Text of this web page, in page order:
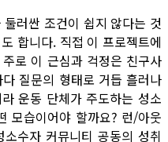
러싼 조건이 쉽지 않다는 것
합니다. 직접 이 프로젝트에
로 이 근심과 걱정은 친구사
질문의 형태로 거듭 흘러나
운동 단체가 주도하는 성소
모습이어야 할까요? 런/아웃
수자 커뮤니티 공동의 성취